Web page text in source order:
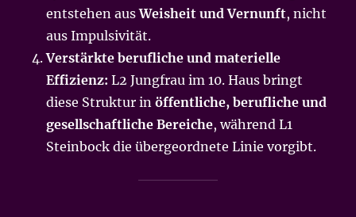
entstehen ausWeisheit und Vernunft, nicht
aus Impulsivität.
Verstärkte berufliche und materielle
Effizienz: L2 Jungfrau im 10. Haus bringt
diese Struktur inöffentliche, berufliche und
gesellschaftliche Bereiche, während L1
Steinbock die übergeordnete Linie vorgibt.